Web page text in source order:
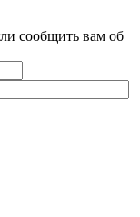
сообщить вам об